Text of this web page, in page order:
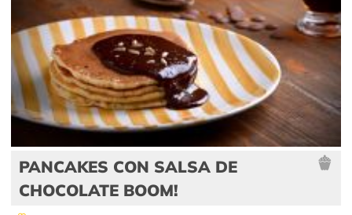
PANCAKES CON SALSA DE
CHOCOLATE BOOM!